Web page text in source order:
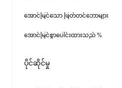
အောင်မြင်သော ဖြတ်တင်ဘောများ
အောင်မြင်စွာပေါင်းထားသည် %
ပိုင်ဆိုင်မှု